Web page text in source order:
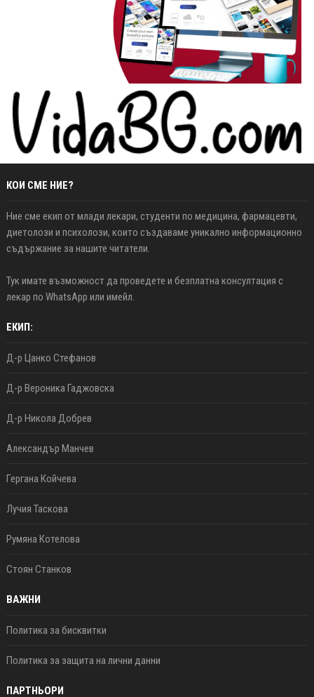
КОИ СМЕ НИЕ?
Ние сме екип от млади лекари, студенти по медицина, фармацевти,
диетолози и психолози, които създаваме уникално информационно
съдържание за нашите читатели.
Тук имате възможност да проведете и безплатна консултация с
лекар по WhatsApp или имейл.
ЕКИП:
Д-р Цанко Стефанов
Д-р Вероника Гаджовска
Д-р Никола Добрев
Александър Манчев
Гергана Койчева
Лучия Таскова
Румяна Котелова
Стоян Станков
ВАЖНИ
Политика за бисквитки
Политика за защита на лични данни
ПАРТНЬОРИ